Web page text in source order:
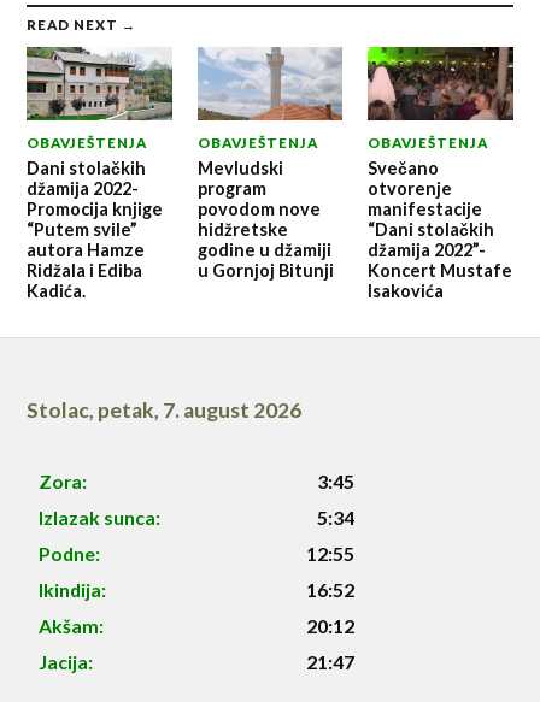
READ NEXT →
OBAVJEŠTENJA
Dani stolačkih
džamija 2022-
Promocija knjige
“Putem svile”
autora Hamze
Ridžala i Ediba
Kadića.
OBAVJEŠTENJA
Mevludski
program
povodom nove
hidžretske
godine u džamiji
u Gornjoj Bitunji
OBAVJEŠTENJA
Svečano
otvorenje
manifestacije
“Dani stolačkih
džamija 2022”-
Koncert Mustafe
Isakovića
Stolac, petak, 7. august 2026
Zora:
3:45
Izlazak sunca:
5:34
Podne:
12:55
Ikindija:
16:52
Akšam:
20:12
Jacija:
21:47